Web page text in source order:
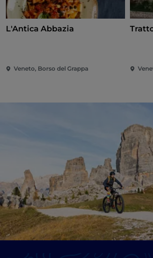
L'Antica Abbazia
Veneto, Borso del Grappa